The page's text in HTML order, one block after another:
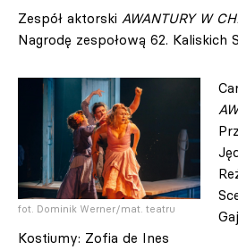
Zespół aktorski AWANTURY W
Nagrodę zespołową 62. Kaliskich
fot. Dominik Werner/mat. teatru
Kostiumy: Zofia de Ines